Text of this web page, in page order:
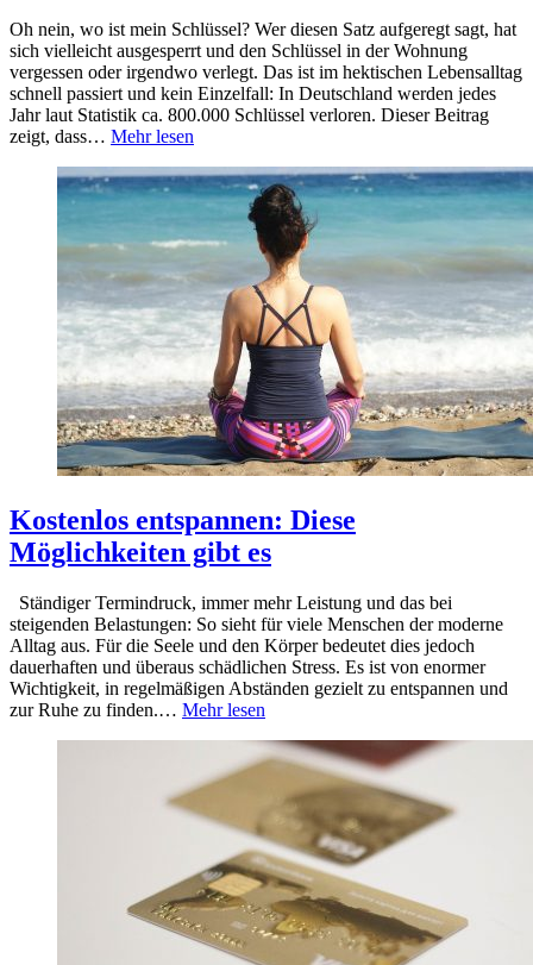
Oh nein, wo ist mein Schlüssel? Wer diesen Satz aufgeregt sagt, hat
sich vielleicht ausgesperrt und den Schlüssel in der Wohnung
vergessen oder irgendwo verlegt. Das ist im hektischen Lebensalltag
schnell passiert und kein Einzelfall: In Deutschland werden jedes
Jahr laut Statistik ca. 800.000 Schlüssel verloren. Dieser Beitrag
zeigt, dass… Mehr lesen
Kostenlos entspannen: Diese
Möglichkeiten gibt es
Ständiger Termindruck, immer mehr Leistung und das bei
steigenden Belastungen: So sieht für viele Menschen der moderne
Alltag aus. Für die Seele und den Körper bedeutet dies jedoch
dauerhaften und überaus schädlichen Stress. Es ist von enormer
Wichtigkeit, in regelmäßigen Abständen gezielt zu entspannen und
zur Ruhe zu finden.… Mehr lesen